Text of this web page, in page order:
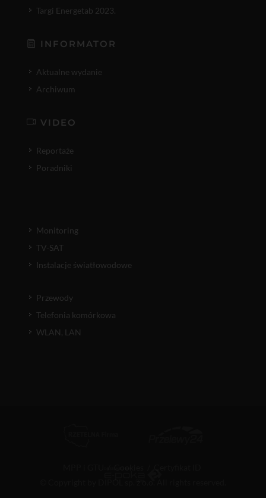
Targi Energetab 2023.
INFORMATOR
Aktualne wydanie
Archiwum
VIDEO
Reportaże
Poradniki
Monitoring
TV-SAT
Instalacje światłowodowe
Przewody
Telefonia komórkowa
WLAN, LAN